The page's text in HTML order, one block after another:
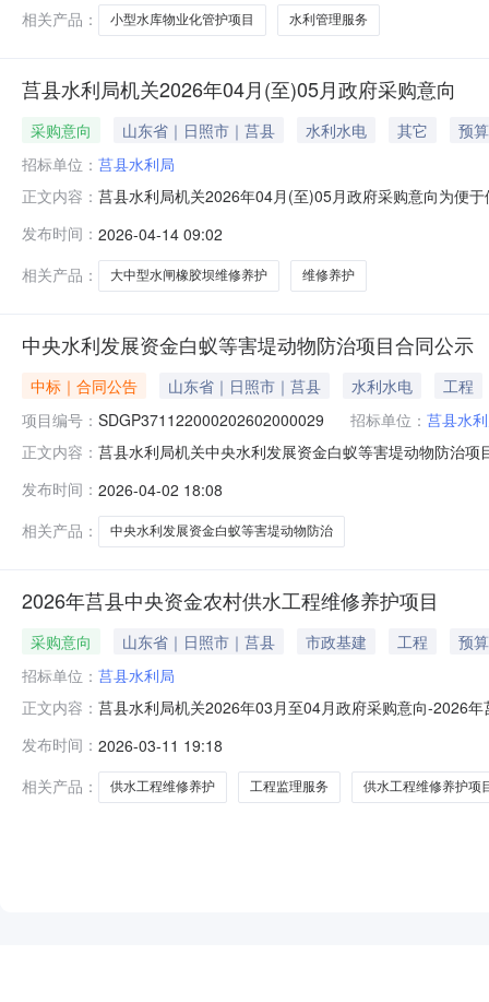
相关产品：
小型水库物业化管护项目 水利管理服务
莒县水利局机关2026年04月(至)05月政府采购意向
采购意向 山东省｜日照市｜莒县 水利水电 其它
预
招标单位： 莒县水利局
正文内容： 莒县水利局机关2026年04月(至)05月政府采购意向为便
2025年度大中型水闸橡胶坝维修养护项目和2025年度潍
潍河进行监测监控设
发布时间： 2026-04-14 09:02
相关产品：
大中型水闸橡胶坝维修养护 维修养护
中央水利发展资金白蚁等害堤动物防治项目合同公示
中标｜合同公告 山东省｜日照市｜莒县 水利水电
工程
项目编号： SDGP371122000202602000029 招标单位： 莒县水
正文内容： 莒县水利局机关中央水利发展资金白蚁等害堤动物防治
式：13606331708供应商（乙方）：莒县给排水安装工
发布时间： 2026-04-02 18:08
相关产品：
中央水利发展资金白蚁等害堤动物防治
2026年莒县中央资金农村供水工程维修养护项目
采购意向 山东省｜日照市｜莒县 市政基建 工程
预
招标单位： 莒县水利局
正文内容： 莒县水利局机关2026年03月至04月政府采购意向-2026
目：C20020600工程监理服务采购需求概况：2026年莒
发布时间： 2026-03-11 19:18
相关产品：
供水工程维修养护 工程监理服务 供水工程维修养护项